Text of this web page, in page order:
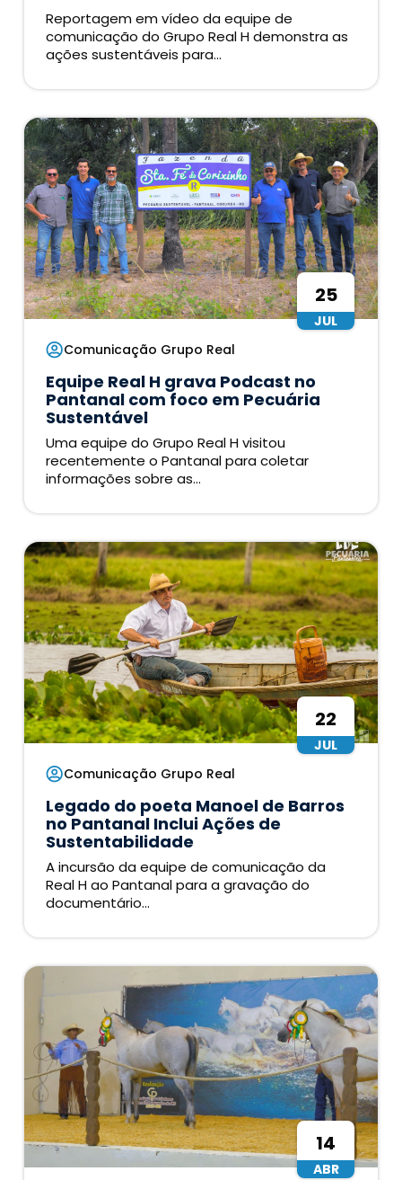
Reportagem em vídeo da equipe de
comunicação do Grupo Real H demonstra as
ações sustentáveis para...
25
JUL
Comunicação Grupo Real
Equipe Real H grava Podcast no
Pantanal com foco em Pecuária
Sustentável
Uma equipe do Grupo Real H visitou
recentemente o Pantanal para coletar
informações sobre as...
22
JUL
Comunicação Grupo Real
Legado do poeta Manoel de Barros
no Pantanal Inclui Ações de
Sustentabilidade
A incursão da equipe de comunicação da
Real H ao Pantanal para a gravação do
documentário...
14
ABR